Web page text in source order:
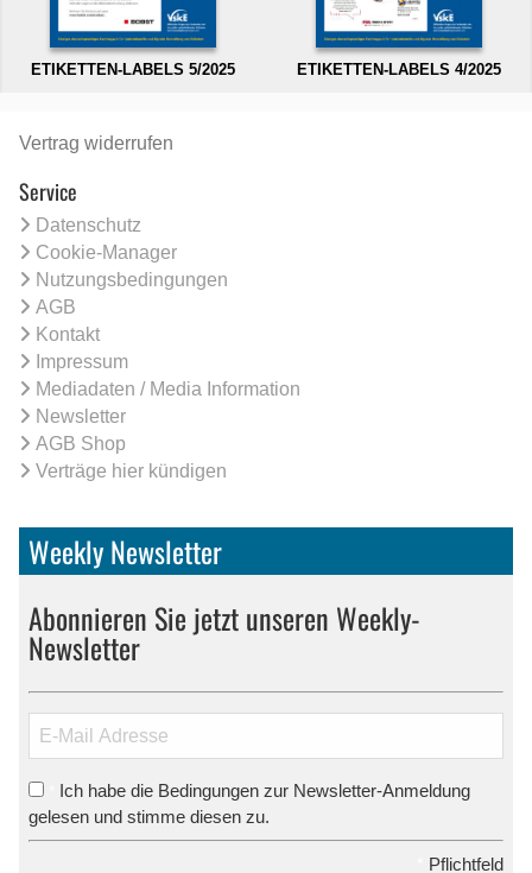
ETIKETTEN-LABELS 5/2025 ETIKETTEN-LABELS 4/2025
Vertrag widerrufen
Service
Datenschutz
Cookie-Manager
Nutzungsbedingungen
AGB
Kontakt
Impressum
Mediadaten / Media Information
Newsletter
AGB Shop
Verträge hier kündigen
Weekly Newsletter
Abonnieren Sie jetzt unseren Weekly-
Newsletter
Ich habe die Bedingungen zur Newsletter-Anmeldung
gelesen und stimme diesen zu.
Pflichtfeld